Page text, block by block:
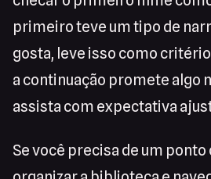
primeiro teve um tipo de
gosta, leve isso como
a continuação promete algo
assista com expectativa
Se você precisa de um